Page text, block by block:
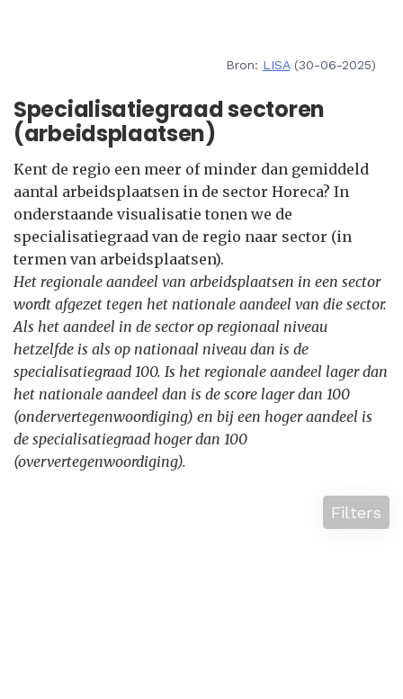
Bron: LISA(30-06-2025)
Specialisatiegraad sectoren
(arbeidsplaatsen)
Kent de regio een meer of minder dan gemiddeld
aantal arbeidsplaatsen in de sector Horeca? In
onderstaande visualisatie tonen we de
specialisatiegraad van de regio naar sector (in
termen van arbeidsplaatsen).
Het regionale aandeel van arbeidsplaatsen in een sector
wordt afgezet tegen het nationale aandeel van die sector.
Als het aandeel in de sector op regionaal niveau
hetzelfde is als op nationaal niveau dan is de
specialisatiegraad 100. Is het regionale aandeel lager dan
het nationale aandeel dan is de score lager dan 100
(ondervertegenwoordiging) en bij een hoger aandeel is
de specialisatiegraad hoger dan 100
(oververtegenwoordiging).
Filters